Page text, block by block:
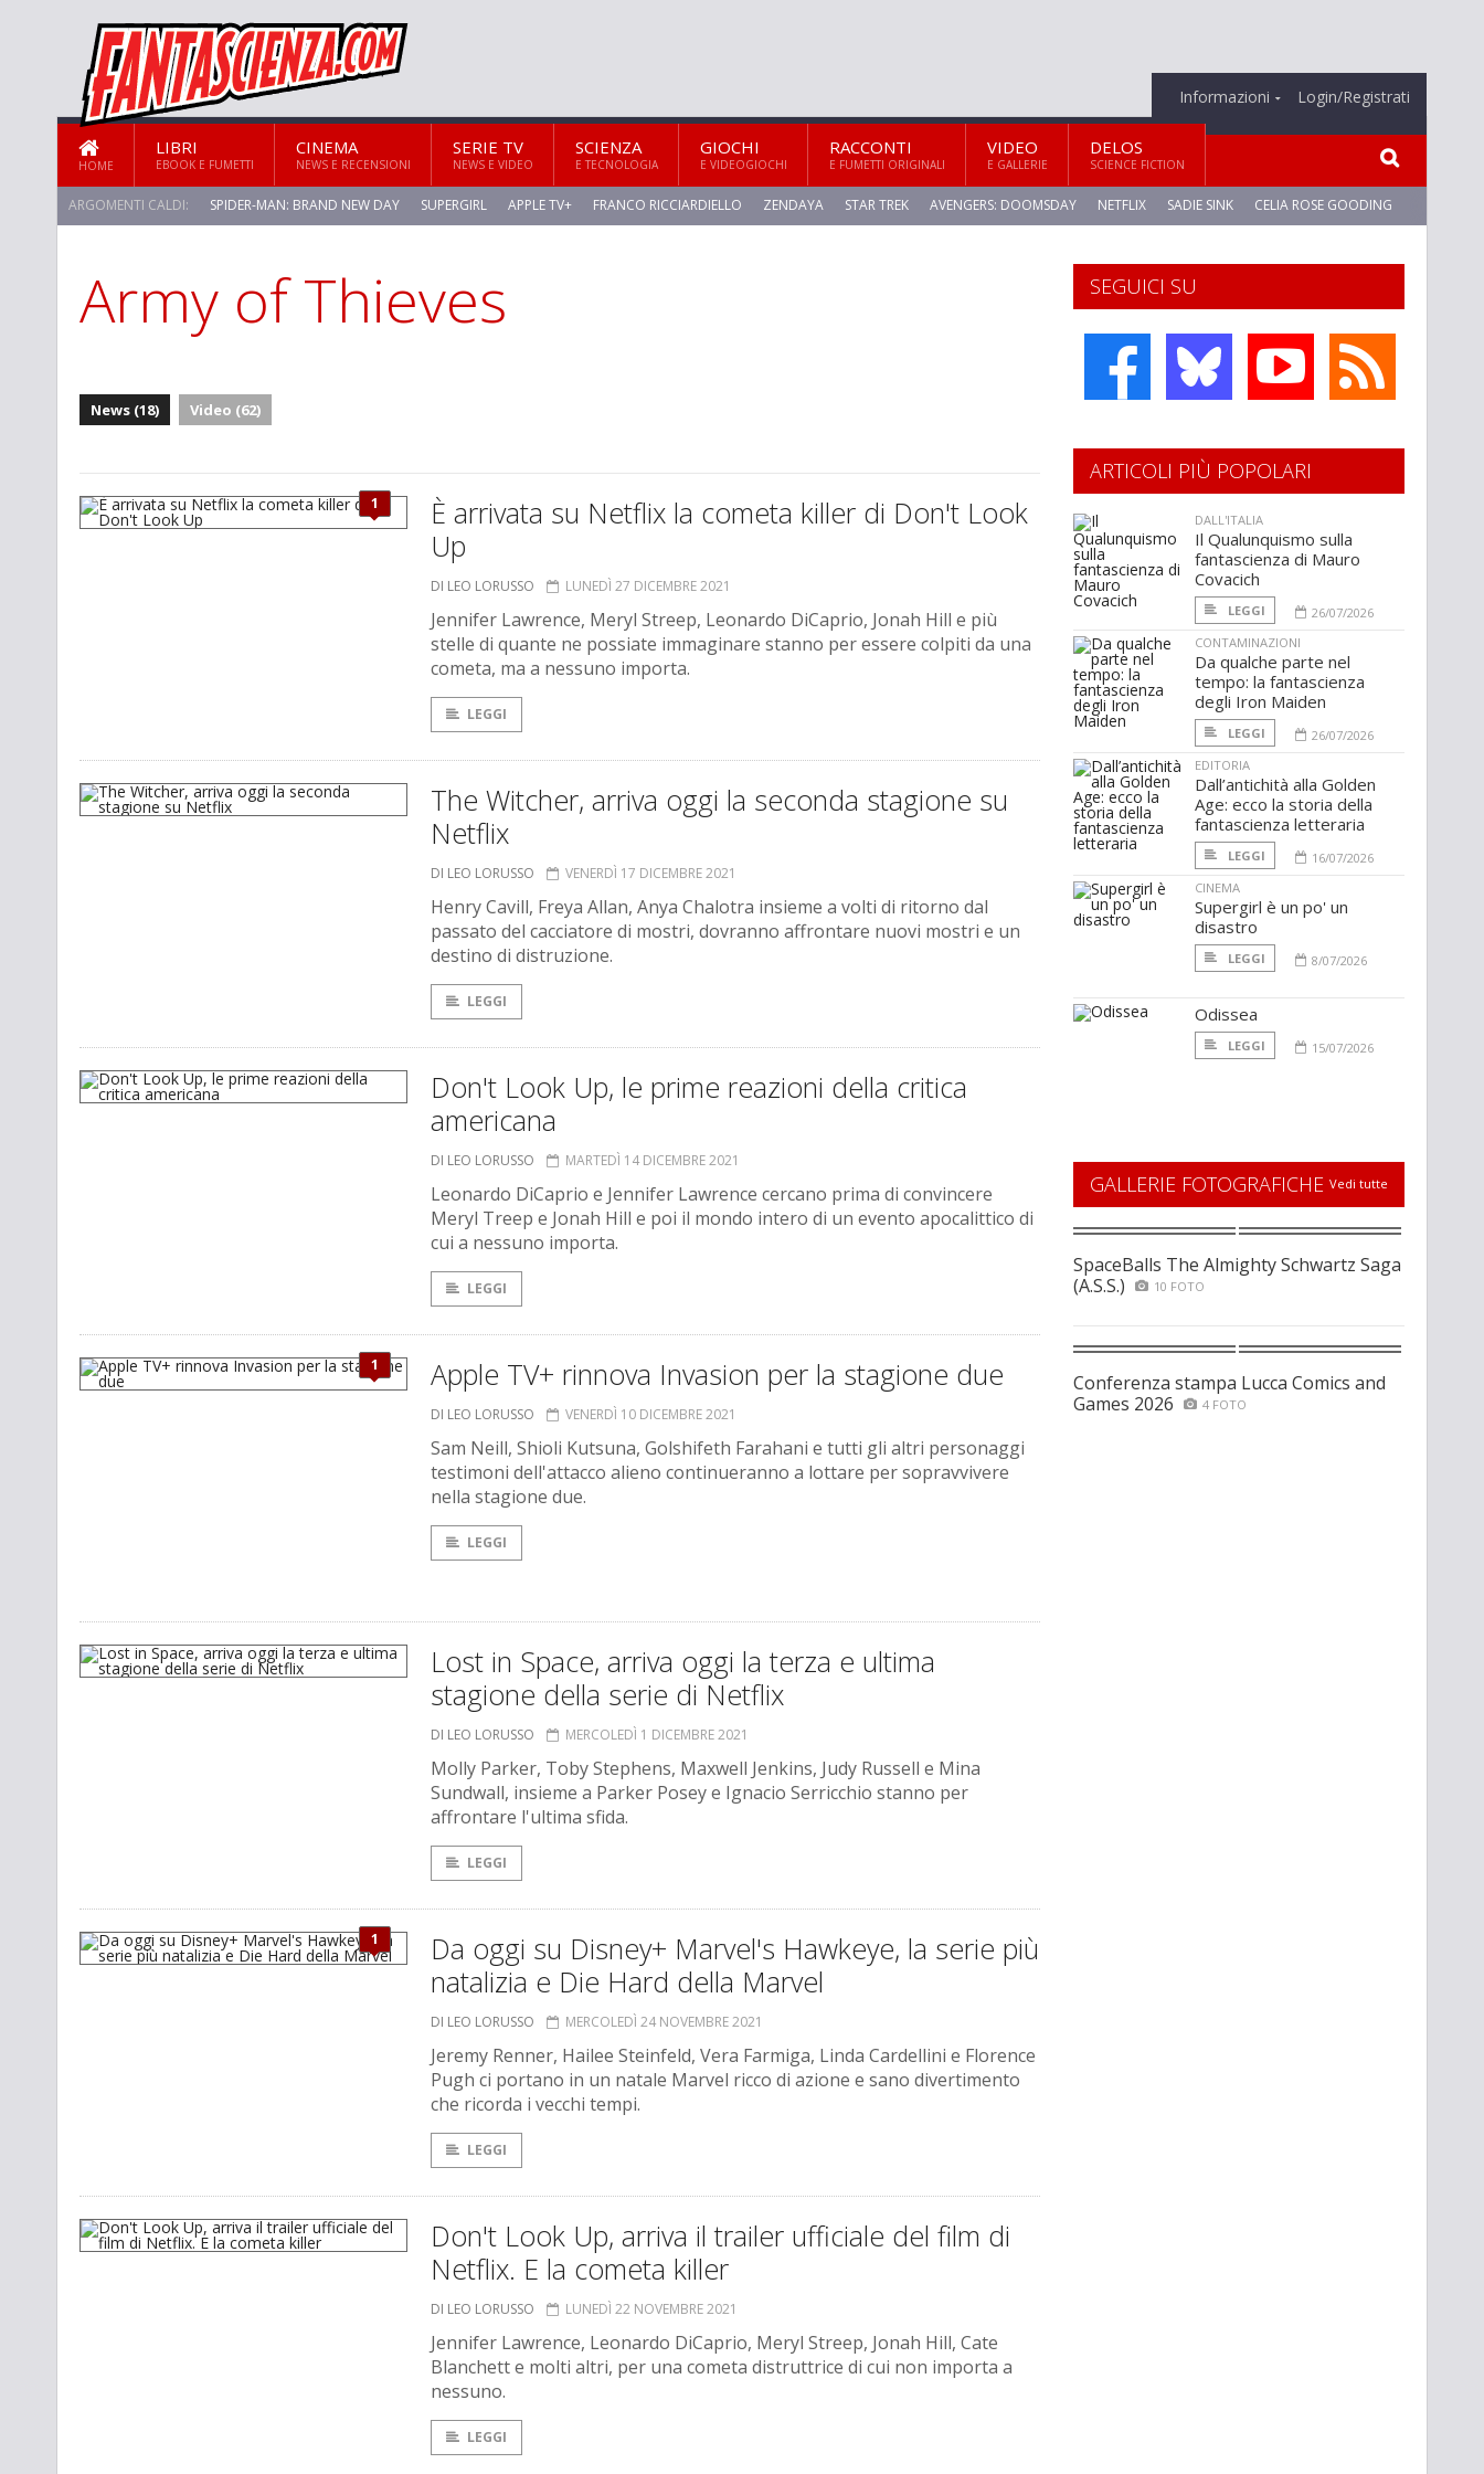
Informazioni Login/Registrati
HOME
LIBRI
EBOOK E FUMETTI
CINEMA
NEWS E RECENSIONI
SERIE TV
NEWS E VIDEO
SCIENZA
E TECNOLOGIA
GIOCHI
E VIDEOGIOCHI
RACCONTI
E FUMETTI ORIGINALI
VIDEO
E GALLERIE
DELOS
SCIENCE FICTION
ARGOMENTI CALDI: SPIDER-MAN: BRAND NEW DAY SUPERGIRL APPLE TV+ FRANCO RICCIARDIELLO ZENDAYA STAR TREK AVENGERS: DOOMSDAY NETFLIX SADIE SINK CELIA ROSE GOODING
Army of Thieves
News (18) Video (62)
1
È arrivata su Netflix la cometa killer di Don't Look
Up
DI LEO LORUSSO LUNEDÌ 27 DICEMBRE 2021
Jennifer Lawrence, Meryl Streep, Leonardo DiCaprio, Jonah Hill e più
stelle di quante ne possiate immaginare stanno per essere colpiti da una
cometa, ma a nessuno importa.
LEGGI
The Witcher, arriva oggi la seconda stagione su
Netflix
DI LEO LORUSSO VENERDÌ 17 DICEMBRE 2021
Henry Cavill, Freya Allan, Anya Chalotra insieme a volti di ritorno dal
passato del cacciatore di mostri, dovranno affrontare nuovi mostri e un
destino di distruzione.
LEGGI
Don't Look Up, le prime reazioni della critica
americana
DI LEO LORUSSO MARTEDÌ 14 DICEMBRE 2021
Leonardo DiCaprio e Jennifer Lawrence cercano prima di convincere
Meryl Treep e Jonah Hill e poi il mondo intero di un evento apocalittico di
cui a nessuno importa.
LEGGI
1 Apple TV+ rinnova Invasion per la stagione due
DI LEO LORUSSO VENERDÌ 10 DICEMBRE 2021
Sam Neill, Shioli Kutsuna, Golshifeth Farahani e tutti gli altri personaggi
testimoni dell'attacco alieno continueranno a lottare per sopravvivere
nella stagione due.
LEGGI
Lost in Space, arriva oggi la terza e ultima
stagione della serie di Netflix
DI LEO LORUSSO MERCOLEDÌ 1 DICEMBRE 2021
Molly Parker, Toby Stephens, Maxwell Jenkins, Judy Russell e Mina
Sundwall, insieme a Parker Posey e Ignacio Serricchio stanno per
affrontare l'ultima sfida.
LEGGI
1
Da oggi su Disney+ Marvel's Hawkeye, la serie più
natalizia e Die Hard della Marvel
DI LEO LORUSSO MERCOLEDÌ 24 NOVEMBRE 2021
Jeremy Renner, Hailee Steinfeld, Vera Farmiga, Linda Cardellini e Florence
Pugh ci portano in un natale Marvel ricco di azione e sano divertimento
che ricorda i vecchi tempi.
LEGGI
Don't Look Up, arriva il trailer ufficiale del film di
Netflix. E la cometa killer
DI LEO LORUSSO LUNEDÌ 22 NOVEMBRE 2021
Jennifer Lawrence, Leonardo DiCaprio, Meryl Streep, Jonah Hill, Cate
Blanchett e molti altri, per una cometa distruttrice di cui non importa a
nessuno.
LEGGI
SEGUICI SU
ARTICOLI PIÙ POPOLARI
DALL'ITALIA
Il Qualunquismo sulla
fantascienza di Mauro
Covacich
LEGGI
26/07/2026
CONTAMINAZIONI
Da qualche parte nel
tempo: la fantascienza
degli Iron Maiden
LEGGI
26/07/2026
EDITORIA
Dall’antichità alla Golden
Age: ecco la storia della
fantascienza letteraria
LEGGI
16/07/2026
CINEMA
Supergirl è un po' un
disastro
LEGGI 8/07/2026
Odissea
LEGGI 15/07/2026
GALLERIE FOTOGRAFICHE Vedi tutte
SpaceBalls The Almighty Schwartz Saga
(A.S.S.)
10 FOTO
Conferenza stampa Lucca Comics and
Games 2026
4 FOTO